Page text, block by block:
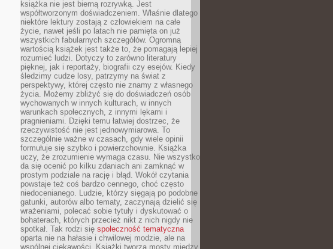
książka nie jest bierną rozrywką. Jest
współtworzonym doświadczeniem. Właśnie dlatego
niektóre lektury zostają z człowiekiem na całe
życie, nawet jeśli po latach nie pamięta on już
wszystkich fabularnych szczegółów. Ogromną
wartością książek jest także to, że pomagają lepiej
rozumieć ludzi. Dotyczy to zarówno literatury
pięknej, jak i reportaży, biografii czy esejów. Kiedy
śledzimy cudze losy, patrzymy na świat z
perspektywy, której często nie znamy z własnego
życia. Możemy zbliżyć się do doświadczeń osób
wychowanych w innych kulturach, w innych
warunkach społecznych, z innymi lękami i
pragnieniami. Dzięki temu łatwiej dostrzec, że
rzeczywistość nie jest jednowymiarowa. To
szczególnie ważne w czasach, gdy wiele opinii
formułuje się szybko i powierzchownie. Książka
uczy, że zrozumienie wymaga czasu. Nie wszystko
da się ocenić po kilku zdaniach ani zamknąć w
prostym podziale na rację i błąd. Wokół czytania
powstaje też coś bardzo cennego, choć często
niedocenianego. Ludzie, którzy sięgają po podobne
gatunki, autorów albo tematy, zaczynają dzielić się
wrażeniami, polecać sobie tytuły i dyskutować o
bohaterach, których przecież nikt z nich nigdy nie
spotkał. Tak rodzi się społeczność tematyczna
oparta nie na hałasie i chwilowej modzie, ale na
wspólnej ciekawości. Książki tworzą mosty między